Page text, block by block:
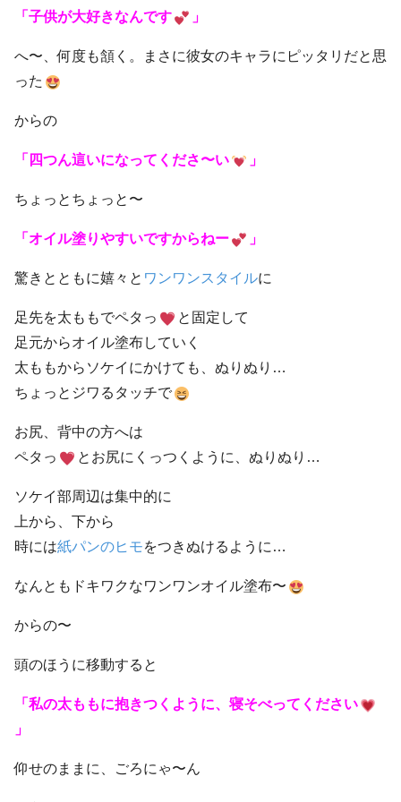
「子供が大好きなんです 」
へ〜、何度も頷く。まさに彼女のキャラにピッタリだと思
った
からの
「 四つん這いになってくださ〜い 」
ちょっとちょっと〜
「オイル塗りやすいですからねー 」
驚きとともに嬉々と ワンワンスタイルに
足先を太ももでペタっ
と固定して
足元からオイル塗布していく
太ももからソケイにかけても、ぬりぬり…
ちょっとジワるタッチで
お尻、背中の方へは
ペタっ
とお尻にくっつくように、ぬりぬり…
ソケイ部周辺は集中的に
上から、下から
時には紙パンのヒモをつきぬけるように…
なんともドキワクなワンワンオイル塗布〜
からの〜
頭のほうに移動すると
「私の太ももに抱きつくように、寝そべってください
」
仰せのままに、ごろにゃ〜ん